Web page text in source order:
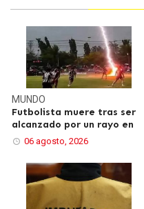
MUNDO
Futbolista muere tras ser
alcanzado por un rayo en
06 agosto, 2026